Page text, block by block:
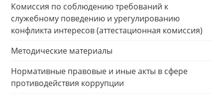
Комиссия по соблюдению требований к
служебному поведению и урегулированию
конфликта интересов (аттестационная комиссия)
Методические материалы
Нормативные правовые и иные акты в сфере
противодействия коррупции